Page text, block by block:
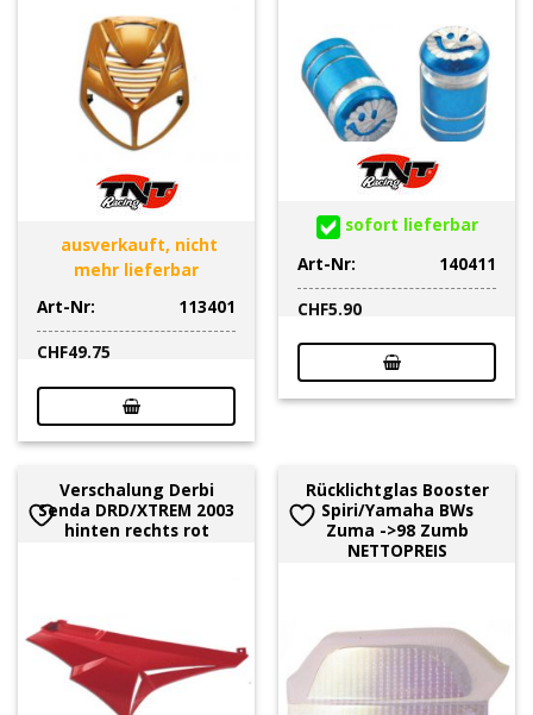
ausverkauft, nicht
mehr lieferbar
Art-Nr:
113401
CHF49.75
sofort lieferbar
Art-Nr:
140411
CHF5.90
Verschalung Derbi
Senda DRD/XTREM 2003
hinten rechts rot
Rücklichtglas Booster
Spiri/Yamaha BWs
Zuma ->98 Zumb
NETTOPREIS